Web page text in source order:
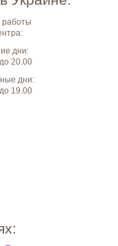
работы
дни:
20.00
дни:
19.00